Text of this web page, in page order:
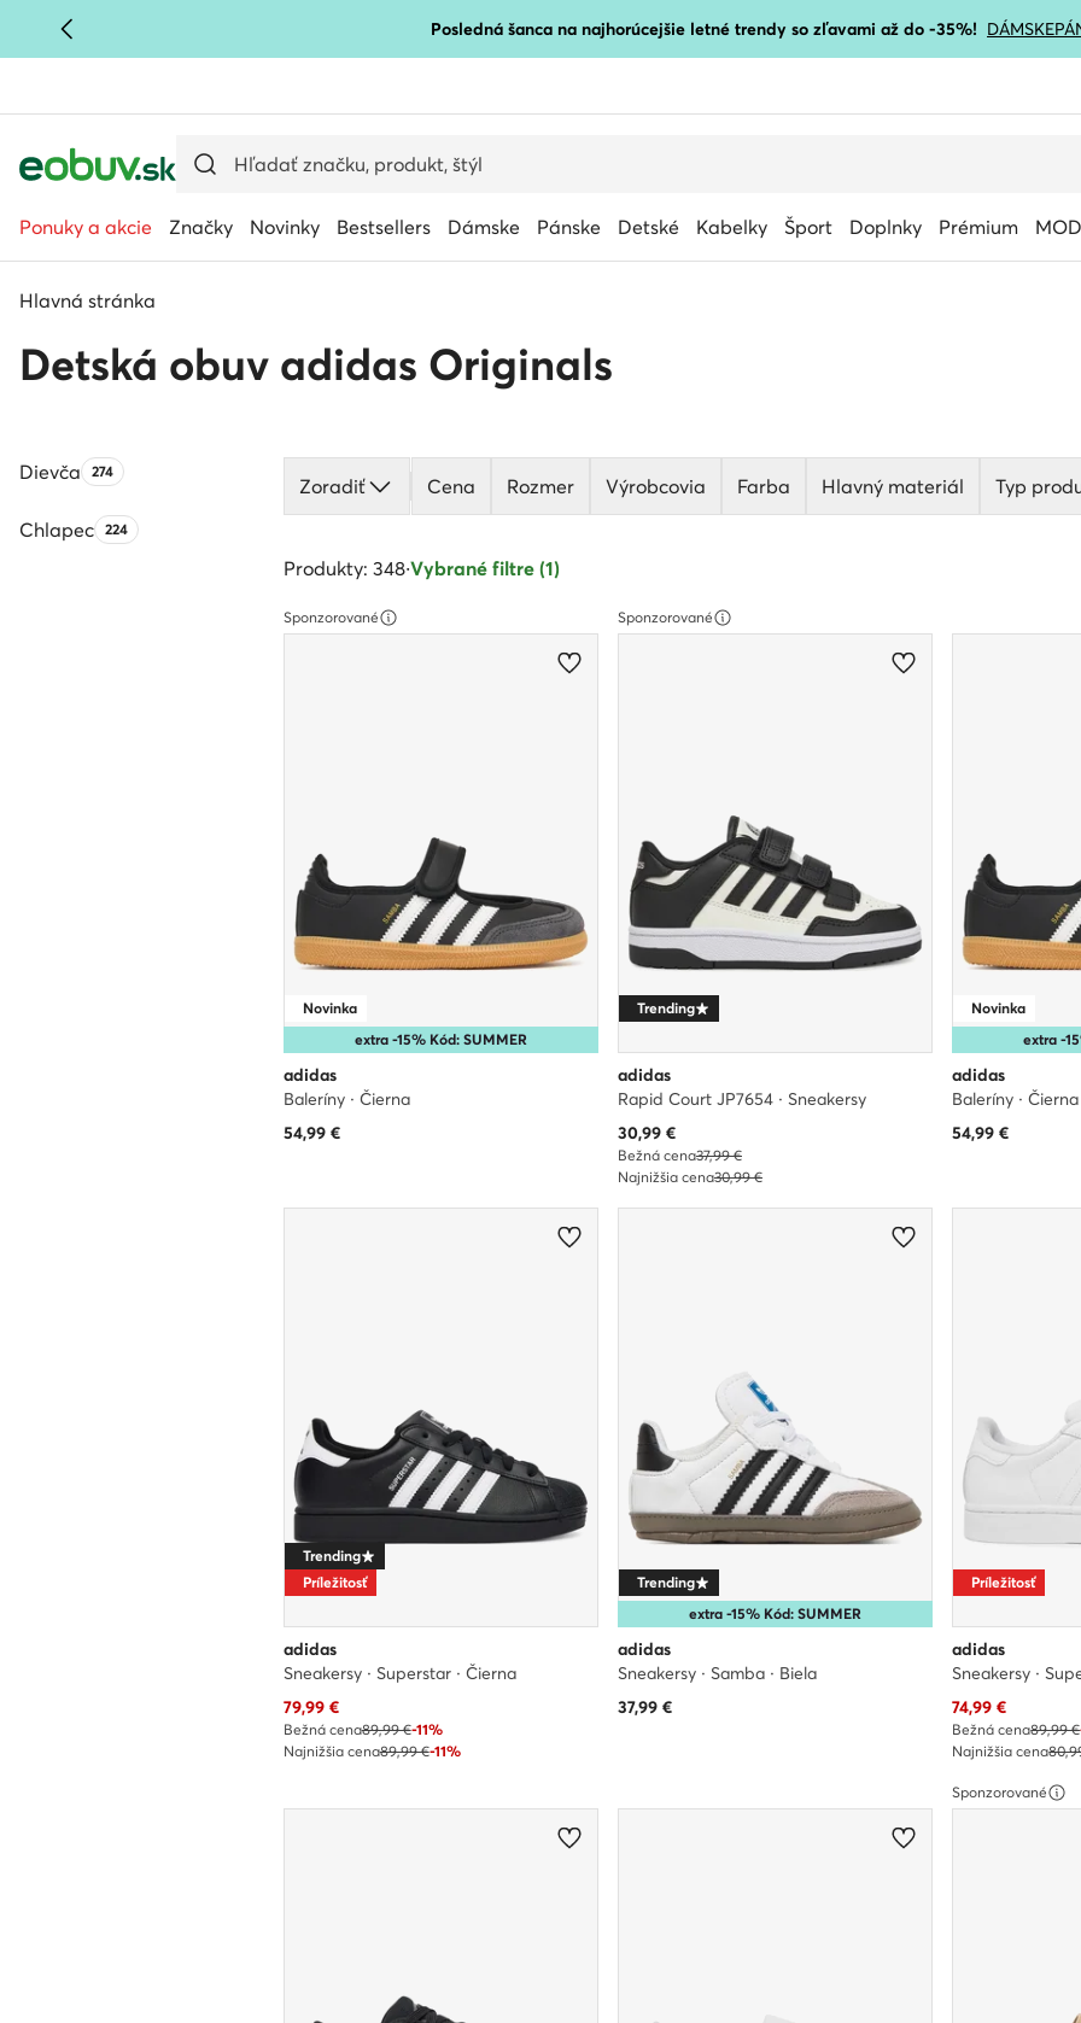
PREJSŤ NA HLAVNÝ OBSAH Posledná šanca na najhorúcejšie letné trendy so zľavami až do -35%! DÁMSKE
Ponuky a akcie Značky Novinky Bestsellers Dámske Pánske Detské Kabelky Šport Doplnky Prémium
Hlavná stránka
Detská obuv adidas Originals
DievčaPočet produktov:
274
ChlapecPočet produktov:
224
Zoradiť Cena Rozmer Výrobcovia Farba Hlavný materiál Typ
Produkty: 348·Vybrané filtre (1)
Sponzorované
extra -15% Kód: SUMMER
Novinka
adidas
Baleríny · Čierna
54,99€
Sponzorované
Trending
adidas
Rapid Court JP7654 · Sneakersy
Aktuálna cena
30,99€
Bežná cena37,99 €
Najnižšia cena30,99 €
extra -
Novinka
adidas
Baleríny · Čierna
54,99 €
Trending
Príležitosť
adidas
Sneakersy · Superstar · Čierna
Aktuálna cena
79,99€
Bežná cena89,99 €-11%
Najnižšia cena89,99 €-11%
extra -15% Kód: SUMMER
Trending
adidas
Sneakersy · Samba · Biela
37,99€
Príležitosť
adidas
Sneakersy ·
Aktuálna cena
74,99 €
Bežná cena89,99 €
Najnižšia cena
Sponzorované